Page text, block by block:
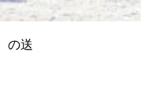
の送